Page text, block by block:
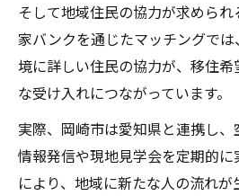
そして地域住民の協力が求めら
家バンクを通じたマッチングで
境に詳しい住民の協力が、移住
な受け入れにつながっています。
実際、岡崎市は愛知県と連携し
情報発信や現地見学会を定期的
により、地域に新たな人の流れ